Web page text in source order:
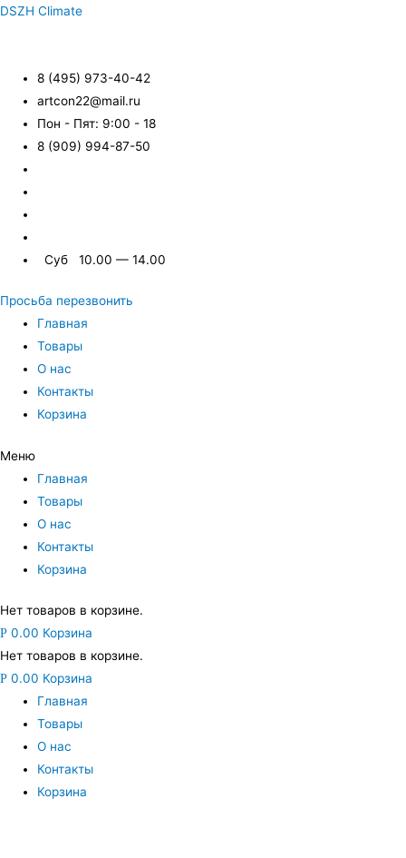
DSZH Climate
8 (495) 973-40-42
artcon22@mail.ru
Пон - Пят: 9:00 - 18
8 (909) 994-87-50
Суб 10.00 — 14.00
Просьба перезвонить
Главная
Товары
О нас
Контакты
Корзина
Меню
Главная
Товары
О нас
Контакты
Корзина
Нет товаров в корзине.
Р 0.00 Корзина
Нет товаров в корзине.
Р 0.00 Корзина
Главная
Товары
О нас
Контакты
Корзина